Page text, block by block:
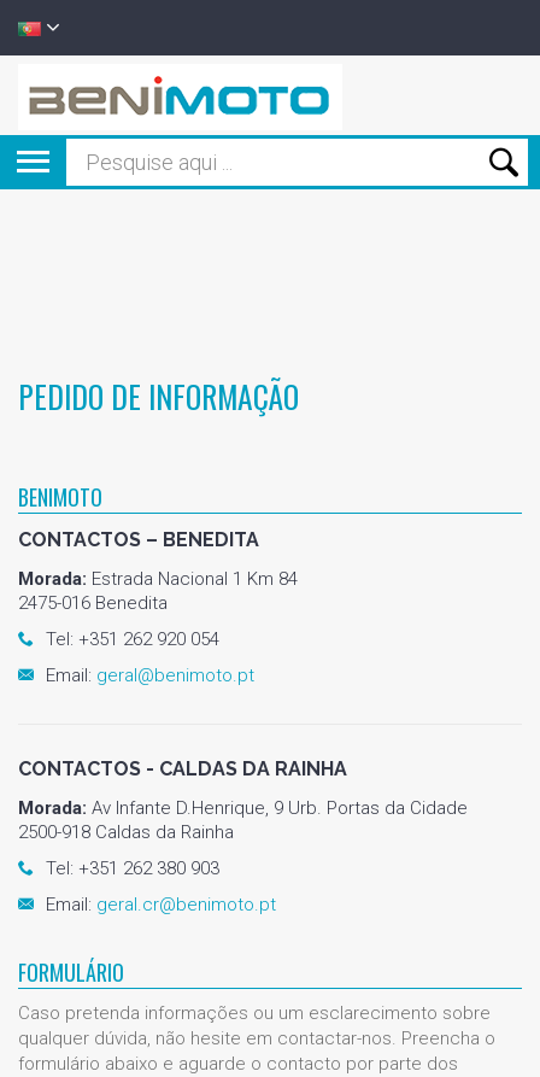
PEDIDO DE INFORMAÇÃO
BENIMOTO
CONTACTOS – BENEDITA
Morada: Estrada Nacional 1 Km 84
2475-016 Benedita
Tel: +351 262 920 054
Email: geral@benimoto.pt
CONTACTOS - CALDAS DA RAINHA
Morada: Av Infante D.Henrique, 9 Urb. Portas da Cidade
2500-918 Caldas da Rainha
Tel: +351 262 380 903
Email: geral.cr@benimoto.pt
FORMULÁRIO
Caso pretenda informações ou um esclarecimento sobre
qualquer dúvida, não hesite em contactar-nos. Preencha o
formulário abaixo e aguarde o contacto por parte dos